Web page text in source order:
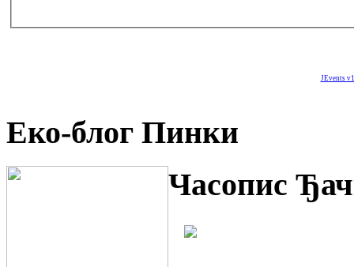
JEvents
Еко-блог Пинки
Часопис